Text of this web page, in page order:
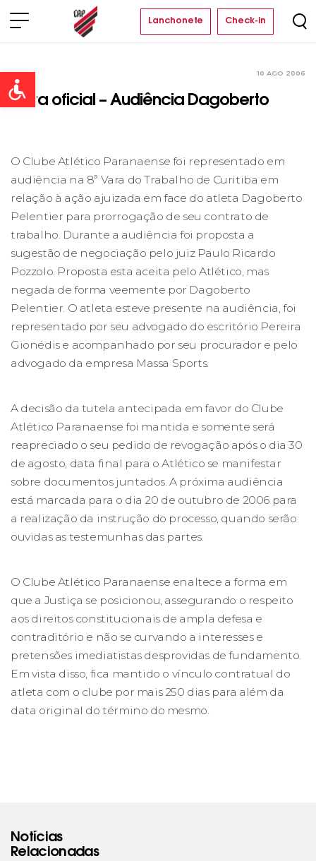
Open toolbar
Lanchonete Check-in
10 AGO 2006
Nota oficial – Audiência Dagoberto
O Clube Atlético Paranaense foi representado em
audiência na 8ª Vara do Trabalho de Curitiba em
relação à ação ajuizada em face do atleta Dagoberto
Pelentier para prorrogação de seu contrato de
trabalho. Durante a audiência foi proposta a
sugestão de negociação pelo juiz Paulo Ricardo
Pozzolo. Proposta esta aceita pelo Atlético, mas
negada de forma veemente por Dagoberto
Pelentier. O atleta esteve presente na audiência, foi
representado por seu advogado do escritório Pereira
Gionédis e acompanhado por seu procurador e pelo
advogado da empresa Massa Sports.
A decisão da tutela antecipada em favor do Clube
Atlético Paranaense foi mantida e somente será
reapreciado o seu pedido de revogação após o dia 30
de agosto, data final para o Atlético se manifestar
sobre documentos juntados. A próxima audiência
está marcada para o dia 20 de outubro de 2006 para
a realização da instrução do processo, quando serão
ouvidas as testemunhas das partes.
O Clube Atlético Paranaense enaltece a forma em
que a Justiça se posicionou, assegurando o respeito
aos direitos constitucionais de ampla defesa e
contraditório e não se curvando a interesses e
pretensões imediatistas desprovidas de fundamento.
Em vista disso, fica mantido o vínculo contratual do
atleta com o clube por mais 250 dias para além da
data original do término do mesmo.
Notícias
Relacionadas